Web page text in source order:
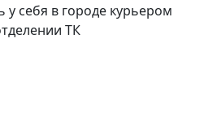
у себя в городе курьером
ТК